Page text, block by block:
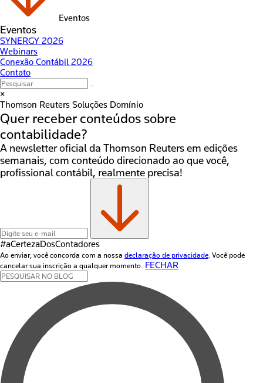
Eventos
Eventos
SYNERGY 2026
Webinars
Conexão Contábil 2026
Contato
×
Thomson Reuters Soluções Domínio
Quer receber conteúdos sobre
contabilidade?
A newsletter oficial da Thomson Reuters em edições
semanais, com conteúdo direcionado ao que você,
profissional contábil, realmente precisa!
#aCertezaDosContadores
Ao enviar, você concorda com a nossa declaração de privacidade. Você pode
cancelar sua inscrição a qualquer momento. FECHAR